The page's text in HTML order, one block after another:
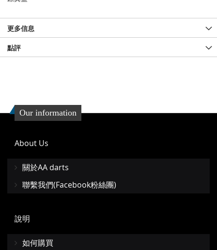
更多信息
點評
Our information
About Us
關於AA darts
聯繫我們(Facebook粉絲團)
說明
如何購買